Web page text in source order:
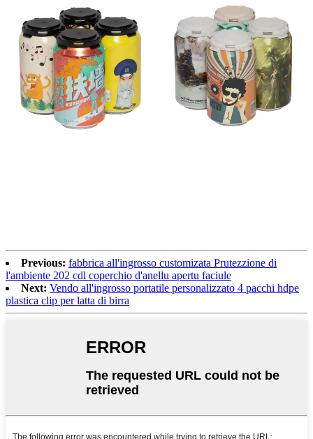
Previous: fabbrica all'ingrosso customizata Prutezzione di
l'ambiente 202 cdl coperchio d'anellu apertu faciule
Next: Vendo all'ingrosso portatile personalizzato 4 pacchi hdpe
plastica clip per latta di birra